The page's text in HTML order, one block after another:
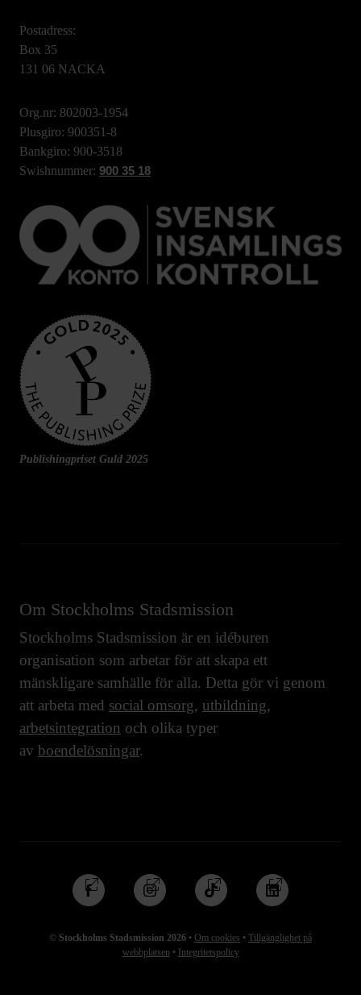
Postadress:
Box 35
131 06 NACKA
Org.nr: 802003-1954
Plusgiro: 900351-8
Bankgiro: 900-3518
Swishnummer: 900 35 18
Publishingpriset Guld 2025
Om Stockholms Stadsmission
Stockholms Stadsmission är en idéburen
organisation som arbetar för att skapa ett
mänskligare samhälle för alla. Detta gör vi genom
att arbeta med social omsorg, utbildning,
arbetsintegration och olika typer
av boendelösningar.
© Stockholms Stadsmission 2026 • Om cookies • Tillgänglighet på
webbplatsen • Integritetspolicy
Följ
oss
Facebook
Följ
oss
Instagram
Följ
oss
TikTok
Följ
oss
Linkedin